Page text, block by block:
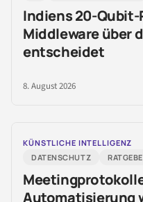
Indiens 20-
Middleware über
entscheidet
8. August 2026
KÜNSTLICHE INTELLIGENZ
DATENSCHUTZ
Automatisierung